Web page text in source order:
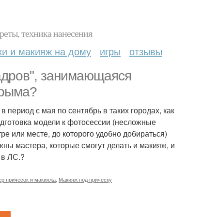
техника нанесения
и макияж на дому игры отзывы
занимающаяся
с мая по сентябрь в таких городах, как
модели к фотосессии (несложные
или месте, до которого удобно добираться)
мастера, которые смогут делать и макияж, и
в ЛС.?
причесок и макияжа Макияж под прическу